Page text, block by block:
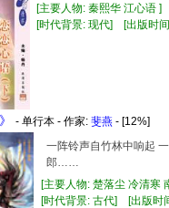
[主要人物: 秦熙华 江心语
[时代背景: 现代] [出版时
- 单行本 - 作家: 斐燕 - [12%]
一阵铃声自竹林中响起
郎……
[主要人物: 楚落尘 冷清
[时代背景: 古代] [出版